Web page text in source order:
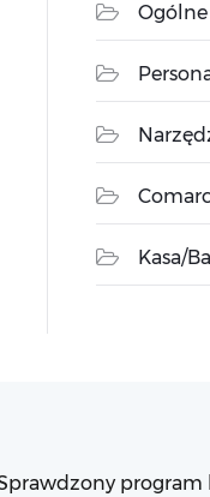
Ogólne
Kasa/
program